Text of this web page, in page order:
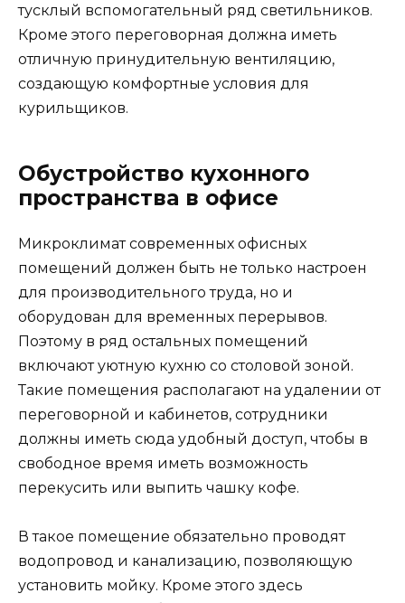
тусклый вспомогательный ряд светильников.
Кроме этого переговорная должна иметь
отличную принудительную вентиляцию,
создающую комфортные условия для
курильщиков.
Обустройство кухонного
пространства в офисе
Микроклимат современных офисных
помещений должен быть не только настроен
для производительного труда, но и
оборудован для временных перерывов.
Поэтому в ряд остальных помещений
включают уютную кухню со столовой зоной.
Такие помещения располагают на удалении от
переговорной и кабинетов, сотрудники
должны иметь сюда удобный доступ, чтобы в
свободное время иметь возможность
перекусить или выпить чашку кофе.
В такое помещение обязательно проводят
водопровод и канализацию, позволяющую
установить мойку. Кроме этого здесь